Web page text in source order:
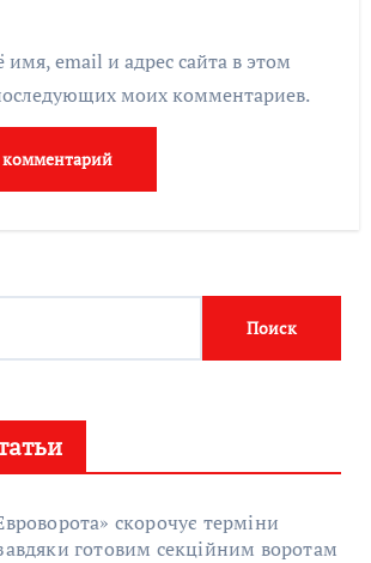
имя, email и адрес сайта в этом
моих комментариев.
скорочує терміни
готовим секційним воротам